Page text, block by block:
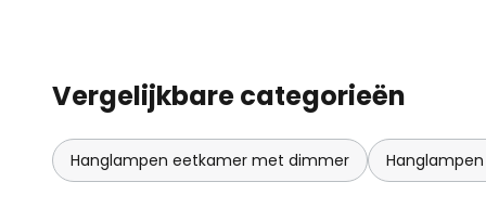
Vergelijkbare categorieën
Hanglampen eetkamer met dimmer